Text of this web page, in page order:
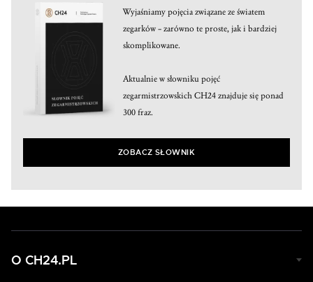
Wyjaśniamy pojęcia związane ze światem
zegarków – zarówno te proste, jak i bardziej
skomplikowane.
Aktualnie w słowniku pojęć
zegarmistrzowskich CH24 znajduje się ponad
300 fraz.
ZOBACZ SŁOWNIK
O CH24.PL